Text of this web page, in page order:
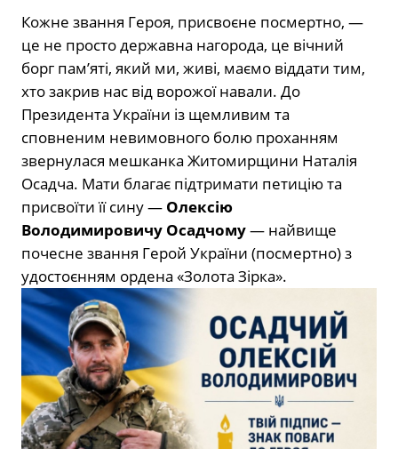
Кожне звання Героя, присвоєне посмертно, —
це не просто державна нагорода, це вічний
борг пам’яті, який ми, живі, маємо віддати тим,
хто закрив нас від ворожої навали. До
Президента України із щемливим та
сповненим невимовного болю проханням
звернулася мешканка Житомирщини Наталія
Осадча. Мати благає підтримати петицію та
присвоїти її сину — Олексію
Володимировичу Осадчому— найвище
почесне звання Герой України (посмертно) з
удостоєнням ордена «Золота Зірка».